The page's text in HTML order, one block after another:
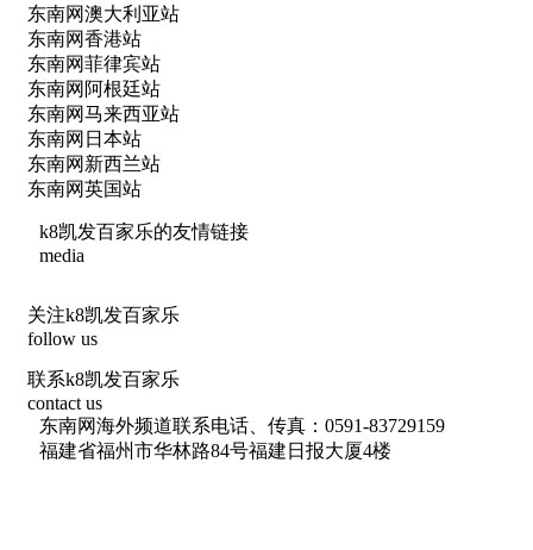
东南网澳大利亚站
东南网香港站
东南网菲律宾站
东南网阿根廷站
东南网马来西亚站
东南网日本站
东南网新西兰站
东南网英国站
k8凯发百家乐的友情链接
media
关注k8凯发百家乐
follow us
联系k8凯发百家乐
contact us
东南网海外频道联系电话、传真：0591-83729159
福建省福州市华林路84号福建日报大厦4楼